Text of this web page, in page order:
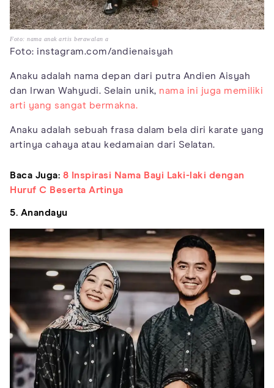
Foto: nama anak artis berawalan a
Foto: instagram.com/andienaisyah
Anaku adalah nama depan dari putra Andien Aisyah
dan Irwan Wahyudi. Selain unik, nama ini juga memiliki
arti yang sangat bermakna.
Anaku adalah sebuah frasa dalam bela diri karate yang
artinya cahaya atau kedamaian dari Selatan.
Baca Juga: 8 Inspirasi Nama Bayi Laki-laki dengan
Huruf C Beserta Artinya
5. Anandayu